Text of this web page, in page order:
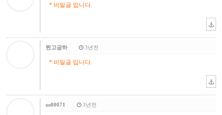
* 비밀글 입니다.
찐고굼하 3년전
* 비밀글 입니다.
us00071 3년전